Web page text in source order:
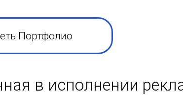
Портфолио
в исполнении